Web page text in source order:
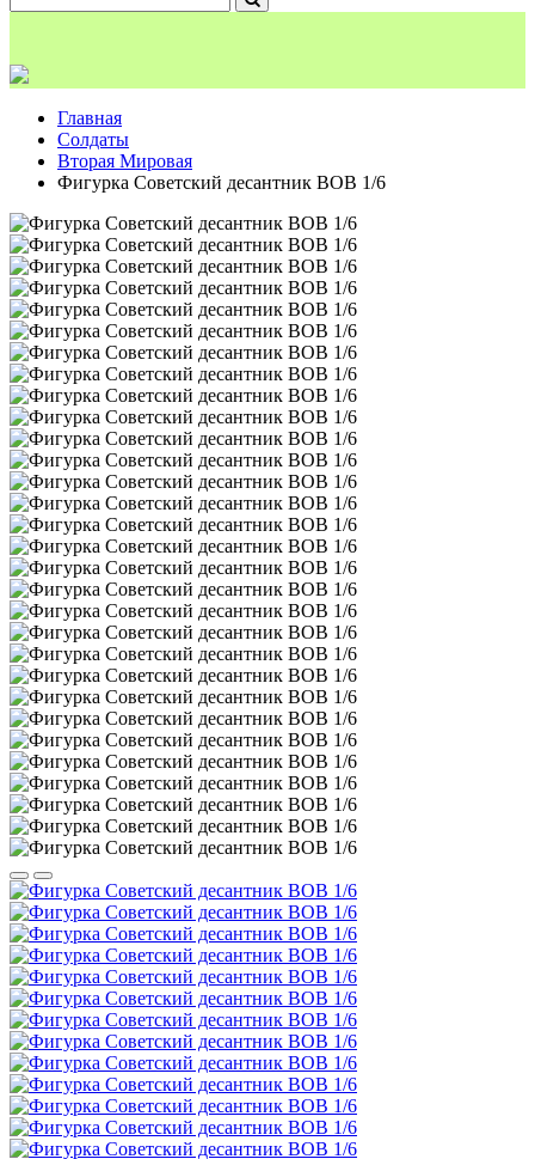
Главная
Солдаты
Вторая Мировая
Фигурка Советский десантник ВОВ 1/6